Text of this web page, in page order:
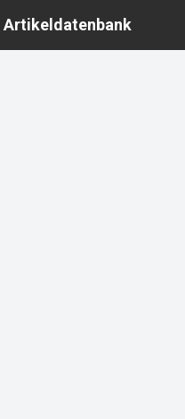
Artikeldatenbank